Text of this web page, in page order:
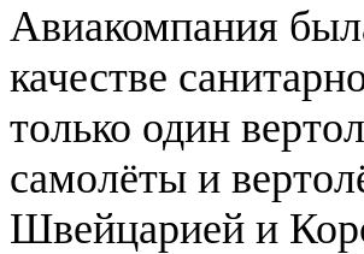
Авиакомпания
качестве
только один
самолёты и
Швейцарией и